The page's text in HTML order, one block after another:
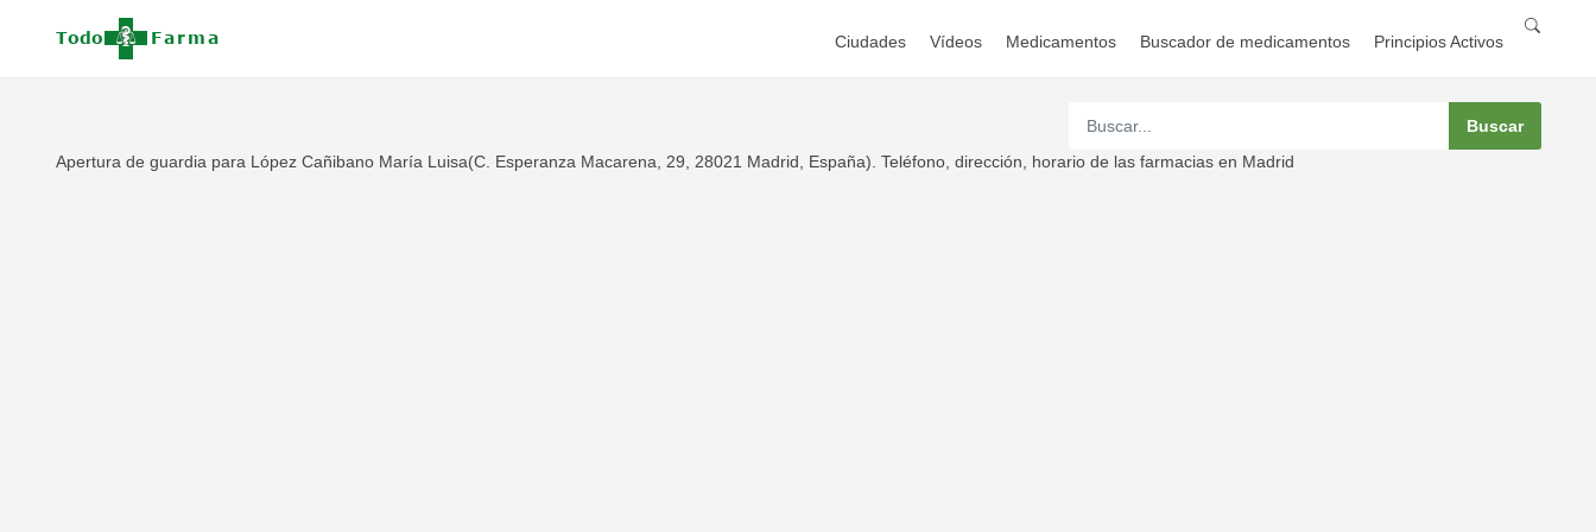
Ciudades Vídeos Medicamentos Buscador de medicamentos Principios Activos
Apertura de guardia para López Cañibano María Luisa(C. Esperanza Macarena, 29, 28021 Madrid, España). Teléfono, dirección, horario de las farmacias en Madrid